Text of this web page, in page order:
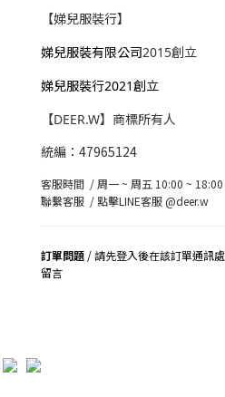
【娣兒服裝行】
娣兒服裝有限公司2015創立
娣兒服裝行2021創立
【DEER.W】商標所有人
統編：47965124
客服時間 / 周一 ~ 周五 10:00 ~ 18:00
聯繫客服 /點擊LINE客服 @deer.w
訂單問題 / 請先登入後在該訂單通訊處
留言